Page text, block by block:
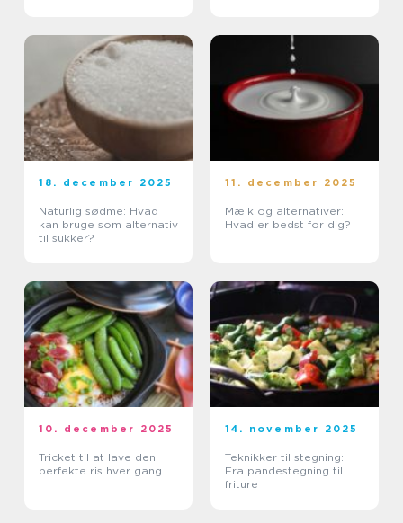
18. december 2025
Naturlig sødme: Hvad
kan bruge som alternativ
til sukker?
11. december 2025
Mælk og alternativer:
Hvad er bedst for dig?
10. december 2025
Tricket til at lave den
perfekte ris hver gang
14. november 2025
Teknikker til stegning:
Fra pandestegning til
friture